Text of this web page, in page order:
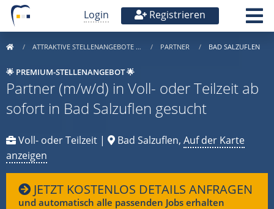
Login Registrieren
ATTRAKTIVE STELLENANGEBOTE … PARTNER BAD SALZUFLEN
🌟 PREMIUM-STELLENANGEBOT 🌟
Partner (m/w/d) in Voll- oder Teilzeit ab
sofort in Bad Salzuflen gesucht
Voll- oder Teilzeit | Bad Salzuflen, Auf der Karte
anzeigen
JETZT KOSTENLOS DETAILS ANFRAGEN
und automatisch alle passenden Jobs erhalten